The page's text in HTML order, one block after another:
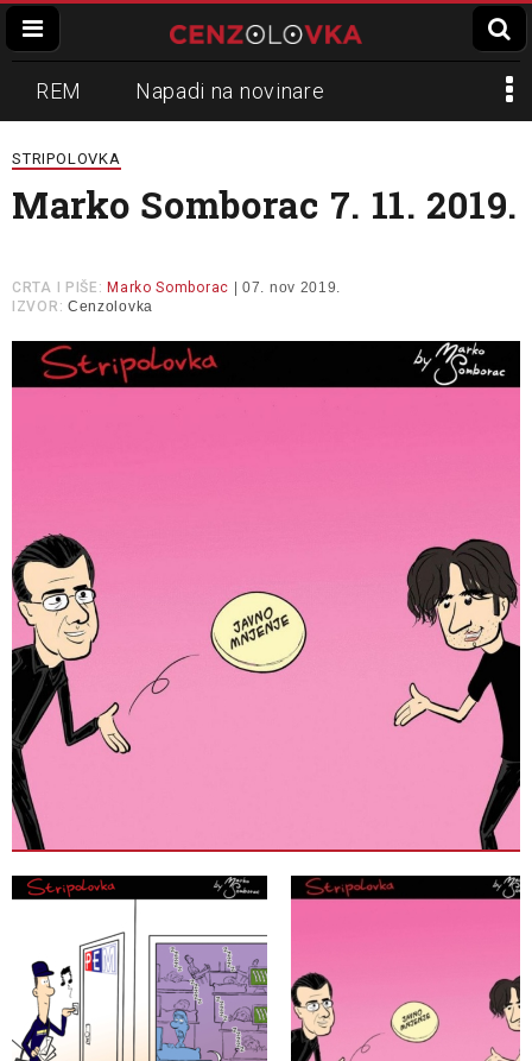
REM Napadi na novinare
Zvučni top
Propaganda Lokalni mediji
STRIPOLOVKA
Marko Somborac 7. 11. 2019.
CRTA I PIŠE: Marko Somborac | 07. nov 2019.
IZVOR: Cenzolovka